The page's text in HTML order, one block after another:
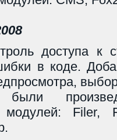
доступа к
в коде.
были
модулей: Filer,